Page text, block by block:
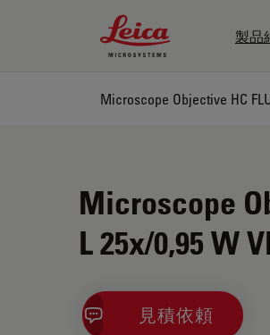
Leica Microsystems Logo
製品
Microscope Objective HC
Microscope
L 25x/0,95 W
見積依頼